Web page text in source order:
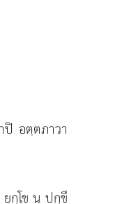
ปิ อตฺตภาวา
กฺโข น ปกฺขี